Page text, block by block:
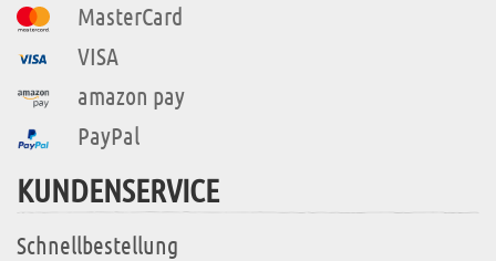
MasterCard
VISA
amazon pay
PayPal
KUNDENSERVICE
Schnellbestellung